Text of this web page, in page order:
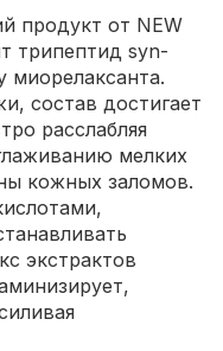
продукт от NEW
трипептид syn-
состав достигает
расслабляя
мелких
кожных заломов.
экстрактов